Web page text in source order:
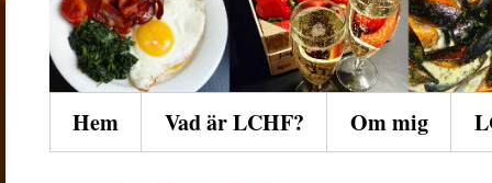
Hem Vad är LCHF? Om mig